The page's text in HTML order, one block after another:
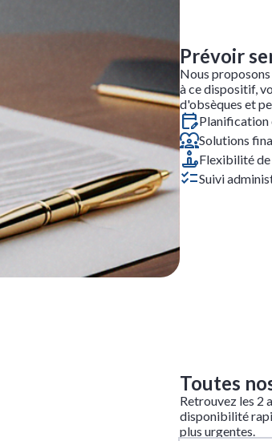
Prévoir
Nous
à ce dispositif,
d'obsèques et
Planification
Solutions
Flexibilité de
Suivi
Toutes
Retrouvez les 2
disponibilité
plus urgentes.
Leaflet